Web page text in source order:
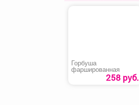
Горбуша
фаршированная
258 руб.